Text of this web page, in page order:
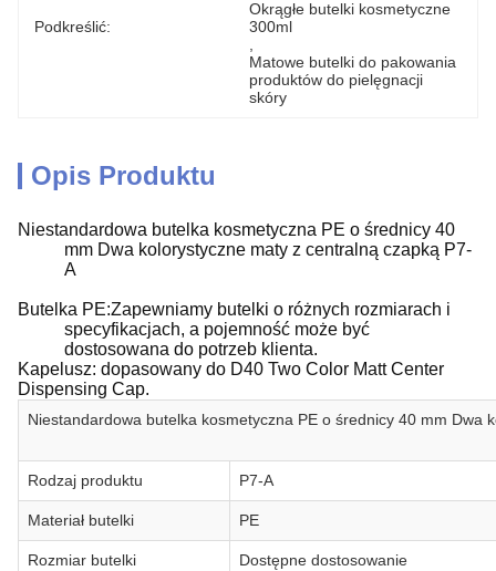
Podkreślić:
Okrągłe butelki kosmetyczne
300ml
Matowe butelki do pakowania
produktów do pielęgnacji
skóry
Opis Produktu
Niestandardowa butelka kosmetyczna PE o średnicy 40
mm Dwa kolorystyczne maty z centralną czapką P7-
A
Butelka PE:Zapewniamy butelki o różnych rozmiarach i
specyfikacjach, a pojemność może być
dostosowana do potrzeb klienta.
Kapelusz: dopasowany do D40 Two Color Matt Center
Dispensing Cap.
Niestandardowa butelka kosmetyczna PE o średnicy 40 mm Dwa
Rodzaj produktu P7-A
Materiał butelki PE
Rozmiar butelki Dostępne dostosowanie